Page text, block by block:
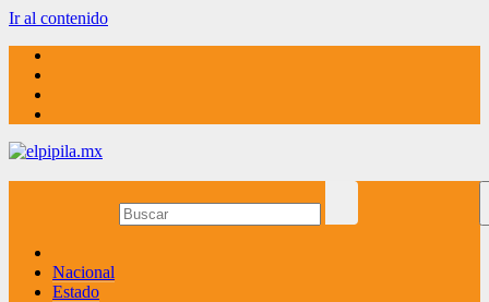
Ir al contenido
Nacional
Estado